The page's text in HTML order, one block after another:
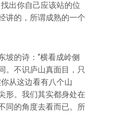
找出你自己应该站的位
讲的，所谓成熟的一个
坡的诗：“横看成岭侧
。不识庐山真面目，只
从这边看有八个山
形。我们其实都身处在
同的角度去看而已。所